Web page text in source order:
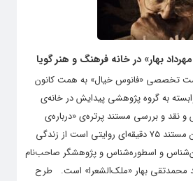
بهار» در خانه‌ فرهنگ و هنر گویا
تخصصی «فانوس خیال» به همت کانون
وابسته به گروه پژوهشی پیدایش در خانه‌ی
نقد و بررسی مستند پرتره‌ی «درباره‌ی
مهرداد بهار» می‌پردازد. این مستند ۷۵ دقیقه‌ای روایتی است از زندگی
و اسطوره‌شناس و پژوهشگر صاحب‌نام
محمدتقی بهار «ملک‌الشعرا» است. طرح